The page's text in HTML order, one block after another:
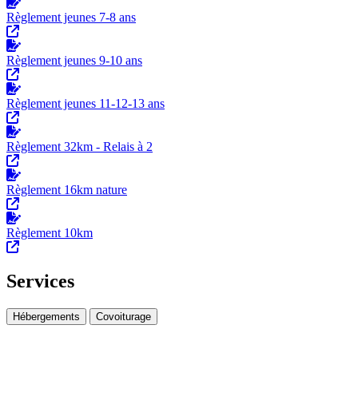
Règlement jeunes 7-8 ans
Règlement jeunes 9-10 ans
Règlement jeunes 11-12-13 ans
Règlement 32km - Relais à 2
Règlement 16km nature
Règlement 10km
Services
Hébergements Covoiturage